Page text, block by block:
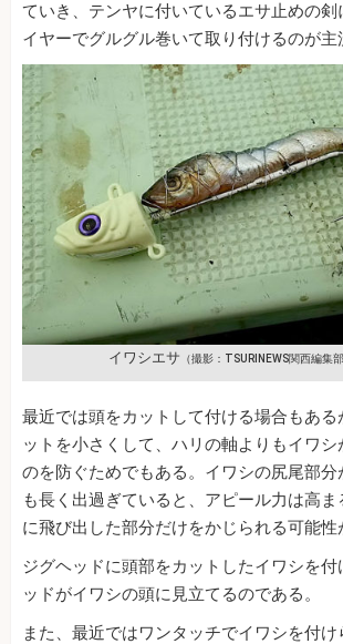
ていき、テンヤに付いているエサ止めの剣
イヤーでグルグル巻いて取り付けるのが主
イワシエサ （撮影：TSURINEWS関西編集部
最近では頭をカットして付ける場合もある
ットを小さくして、ハリの軸よりもイワシ
のを防ぐためでもある。イワシの尻尾部分
も長く出過ぎていると、アピール力は高
に飛び出した部分だけをかじられる可能性
ジグヘッドに頭部をカットしたイワシを
ッドがイワシの頭に見立てるのである。
また、最近ではワンタッチでイワシを付